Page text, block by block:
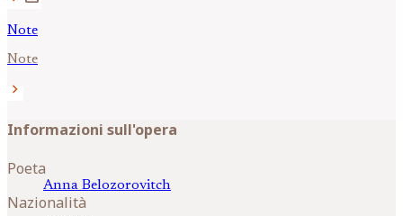
Note
Note
chevron_right
Informazioni sull'opera
Poeta
Anna Belozorovitch
Nazionalità